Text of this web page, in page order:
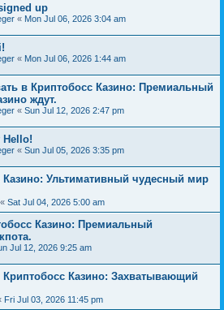
up
« Mon Jul 06, 2026 3:04 am
« Mon Jul 06, 2026 1:44 am
в Криптобосс Казино: Премиальный
ждут.
« Sun Jul 12, 2026 2:47 pm
Hello!
« Sun Jul 05, 2026 3:35 pm
Казино: Ультимативный чудесный мир
« Sat Jul 04, 2026 5:00 am
Казино: Премиальный
Jul 12, 2026 9:25 am
Криптобосс Казино: Захватывающий
Fri Jul 03, 2026 11:45 pm